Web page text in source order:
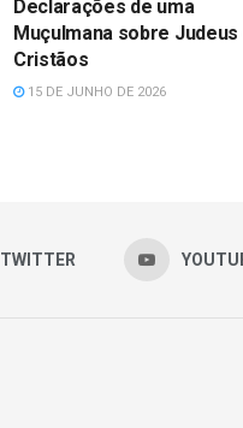
Declarações de uma
Muçulmana sobre Judeus
Cristãos
15 DE JUNHO DE 2026
TWITTER